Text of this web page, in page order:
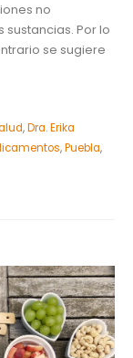
no
Por lo
se sugiere
,Dra. Erika
,Puebla,